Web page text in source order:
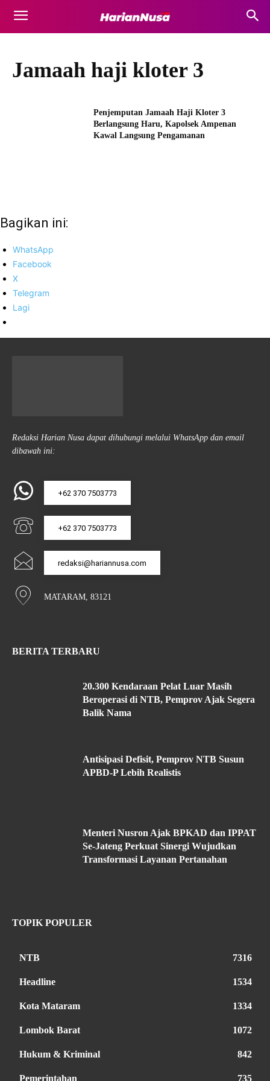
Jamaah haji kloter 3
Penjemputan Jamaah Haji Kloter 3
Berlangsung Haru, Kapolsek Ampenan
Kawal Langsung Pengamanan
Bagikan ini:
WhatsApp
Facebook
X
Telegram
Lagi
Redaksi Harian Nusa dapat dihubungi melalui WhatsApp dan email
dibawah ini:
+62 370 7503773
+62 370 7503773
redaksi@hariannusa.com
MATARAM, 83121
BERITA TERBARU
20.300 Kendaraan Pelat Luar Masih
Beroperasi di NTB, Pemprov Ajak Segera
Balik Nama
Antisipasi Defisit, Pemprov NTB Susun
APBD-P Lebih Realistis
Menteri Nusron Ajak BPKAD dan IPPAT
Se-Jateng Perkuat Sinergi Wujudkan
Transformasi Layanan Pertanahan
TOPIK POPULER
NTB 7316
Headline 1534
Kota Mataram 1334
Lombok Barat 1072
Hukum & Kriminal 842
Pemerintahan 735